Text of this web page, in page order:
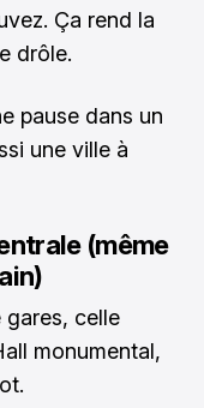
Ça rend la
drôle.
pause dans un
une ville à
(même
gares, celle
monumental,